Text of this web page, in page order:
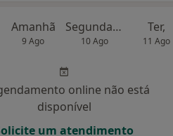
Amanhã
9 Ago
Segunda-feira
10 Ago
Ter,
11 Ago
online não está
disponível
um atendimento